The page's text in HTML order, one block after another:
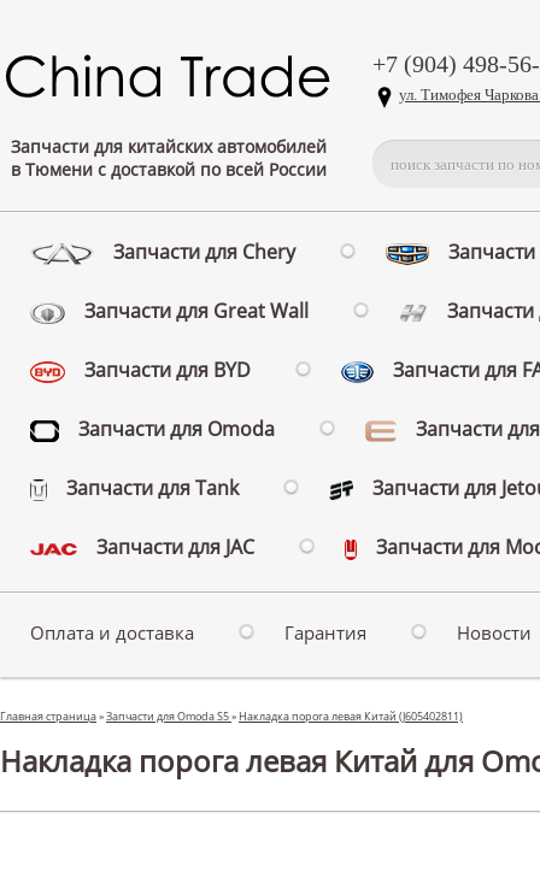
Запчасти для китайских автомобилей
в Тюмени с доставкой по всей России
+7 (904) 498-
ул. Тимофея
Запчасти для Chery
Запчасти для Great Wall
Запчасти для BYD Запчасти для
Запчасти для Omoda Запчасти
Запчасти для Tank Запчасти для
Запчасти для JAC Запчасти для
Оплата и доставка Гарантия Новости
Главная страница»Запчасти для Omoda S5» Накладка порога левая Китай (J605402811)
Накладка порога левая Китай для